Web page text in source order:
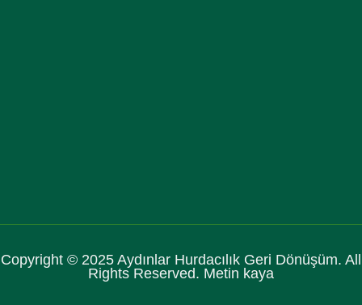
Copyright © 2025 Aydınlar Hurdacılık Geri Dönüşüm. All
Rights Reserved. Metin kaya